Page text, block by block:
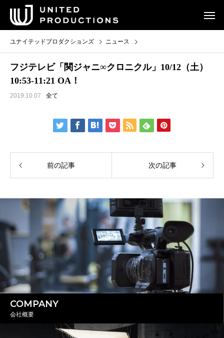
ユナイテッドプロダクションズ ニュース
フジテレビ「関ジャニ∞クロニクル」10/12（土）
10:53-11:21 OA！
2019.10.07 全て
前の記事 次の記事
COMPANY
会社概要